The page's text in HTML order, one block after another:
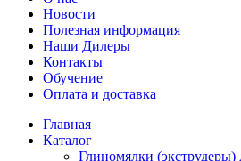
Новости
Полезная информация
Наши Дилеры
Контакты
Обучение
Оплата и доставка
Главная
Каталог
Глиномялки (экструдеры)